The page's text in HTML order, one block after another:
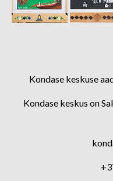
Kondase keskuse
Kondase keskus on